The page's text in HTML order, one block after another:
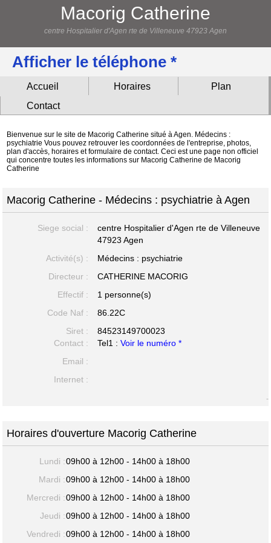
Macorig Catherine
centre Hospitalier d'Agen rte de Villeneuve 47923 Agen
Afficher le téléphone *
Accueil Horaires
Plan
Contact
Bienvenue sur le site de Macorig Catherine situé à Agen. Médecins :
psychiatrie Vous pouvez retrouver les coordonnées de l'entreprise, photos,
plan d'accès, horaires et formulaire de contact. Ceci est une page non officiel
qui concentre toutes les informations sur Macorig Catherine de Macorig
Catherine
Macorig Catherine - Médecins : psychiatrie à Agen
Siege social :
centre Hospitalier d'Agen rte de Villeneuve
47923 Agen
Activité(s) :
Médecins : psychiatrie
Directeur :
CATHERINE MACORIG
Effectif :
1 personne(s)
Code Naf :
86.22C
Siret :
84523149700023
Contact :
Tel1 :Voir le numéro *
Email :
Internet :
-
Horaires d'ouverture Macorig Catherine
Lundi :09h00 à 12h00 - 14h00 à 18h00
Mardi :09h00 à 12h00 - 14h00 à 18h00
Mercredi :09h00 à 12h00 - 14h00 à 18h00
Jeudi :09h00 à 12h00 - 14h00 à 18h00
Vendredi :09h00 à 12h00 - 14h00 à 18h00